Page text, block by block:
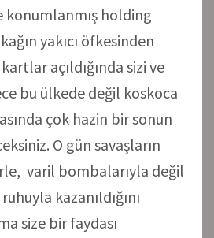
holding
yakıcı öfkesinden
açıldığında sizi ve
bu ülkede değil koskoca
çok hazin bir sonun
O gün savaşların
varil bombalarıyla değil
kazanıldığını
size bir faydası